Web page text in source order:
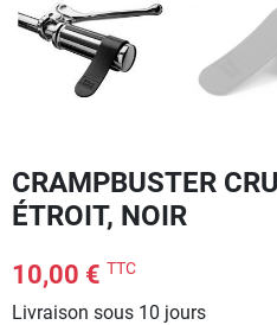
CRAMPBUSTER
ÉTROIT, NOIR
10,00 € TTC
Livraison sous 10 jours